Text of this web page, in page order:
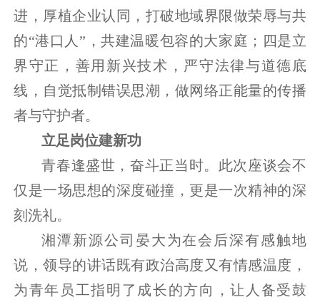
进，厚植企业认同，打破地域界限做荣辱与共
的“港口人”，共建温暖包容的大家庭；四是立
界守正，善用新兴技术，严守法律与道德底
线，自觉抵制错误思潮，做网络正能量的传播
者与守护者。
立足岗位建新功
青春逢盛世，奋斗正当时。此次座谈会不
仅是一场思想的深度碰撞，更是一次精神的深
刻洗礼。
湘潭新源公司晏大为在会后深有感触地
说，领导的讲话既有政治高度又有情感温度，
为青年员工指明了成长的方向，让人备受鼓